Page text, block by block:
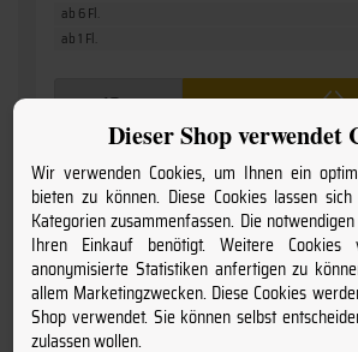
ab 1 Fl.
ab 6 Fl.
Dieser Shop verwendet
Wir verwenden Cookies, um Ihnen ein
bieten zu können. Diese Cookies lassen
Kategorien zusammenfassen. Die
Ihren Einkauf benötigt. Weitere Cookies
anonymisierte Statistiken anfertigen zu
allem Marketingzwecken. Diese Cookies
Shop verwendet. Sie können selbst
zulassen wollen.